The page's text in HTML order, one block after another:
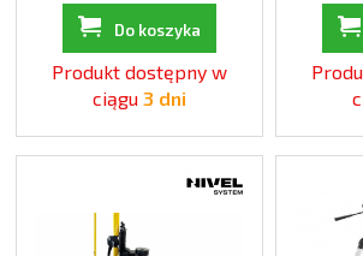
Do koszyka
Produkt dostępny w
ciągu3 dni